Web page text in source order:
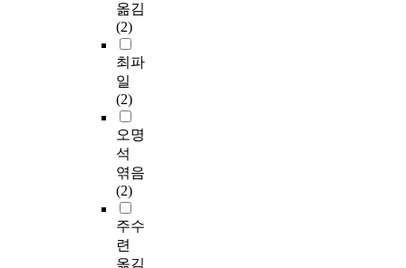
옮김
(2)
최파
일
(2)
오명
석
엮음
(2)
주수
련
옮김